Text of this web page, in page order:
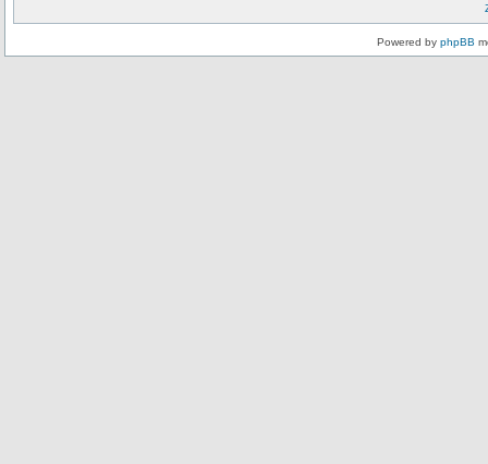
Powered by phpBB